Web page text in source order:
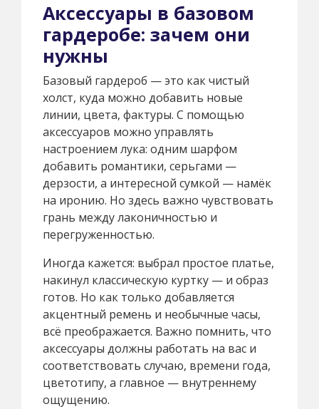
Аксессуары в базовом
гардеробе: зачем они
нужны
Базовый гардероб — это как чистый
холст, куда можно добавить новые
линии, цвета, фактуры. С помощью
аксессуаров можно управлять
настроением лука: одним шарфом
добавить романтики, серьгами —
дерзости, а интересной сумкой — намёк
на иронию. Но здесь важно чувствовать
грань между лаконичностью и
перегруженностью.
Иногда кажется: выбрал простое платье,
накинул классическую куртку — и образ
готов. Но как только добавляется
акцентный ремень и необычные часы,
всё преображается. Важно помнить, что
аксессуары должны работать на вас и
соответствовать случаю, времени года,
цветотипу, а главное — внутреннему
ощущению.